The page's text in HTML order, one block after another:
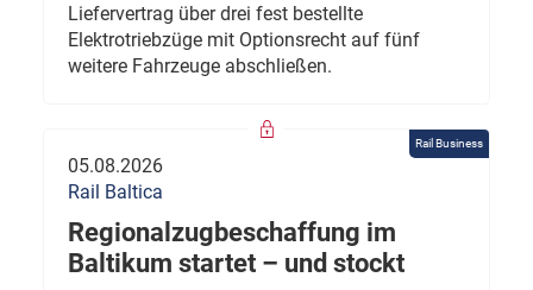
Liefervertrag über drei fest bestellte
Elektrotriebzüge mit Optionsrecht auf fünf
weitere Fahrzeuge abschließen.
Rail Business
05.08.2026
Rail Baltica
Regionalzugbeschaffung im
Baltikum startet – und stockt